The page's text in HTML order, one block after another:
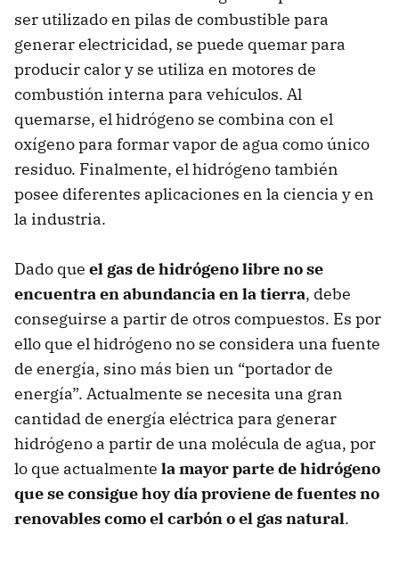
ser utilizado en pilas de combustible para
generar electricidad, se puede quemar para
producir calor y se utiliza en motores de
combustión interna para vehículos. Al
quemarse, el hidrógeno se combina con el
oxígeno para formar vapor de agua como único
residuo. Finalmente, el hidrógeno también
posee diferentes aplicaciones en la ciencia y en
la industria.
Dado que el gas de hidrógeno libre no se
encuentra en abundancia en la tierra, debe
conseguirse a partir de otros compuestos. Es por
ello que el hidrógeno no se considera una fuente
de energía, sino más bien un “portador de
energía”. Actualmente se necesita una gran
cantidad de energía eléctrica para generar
hidrógeno a partir de una molécula de agua, por
lo que actualmente la mayor parte de hidrógeno
que se consigue hoy día proviene de fuentes no
renovables como el carbón o el gas natural.